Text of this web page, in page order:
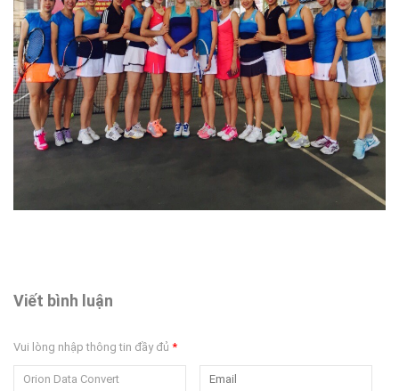
Viết bình luận
Vui lòng nhập thông tin đầy đủ *